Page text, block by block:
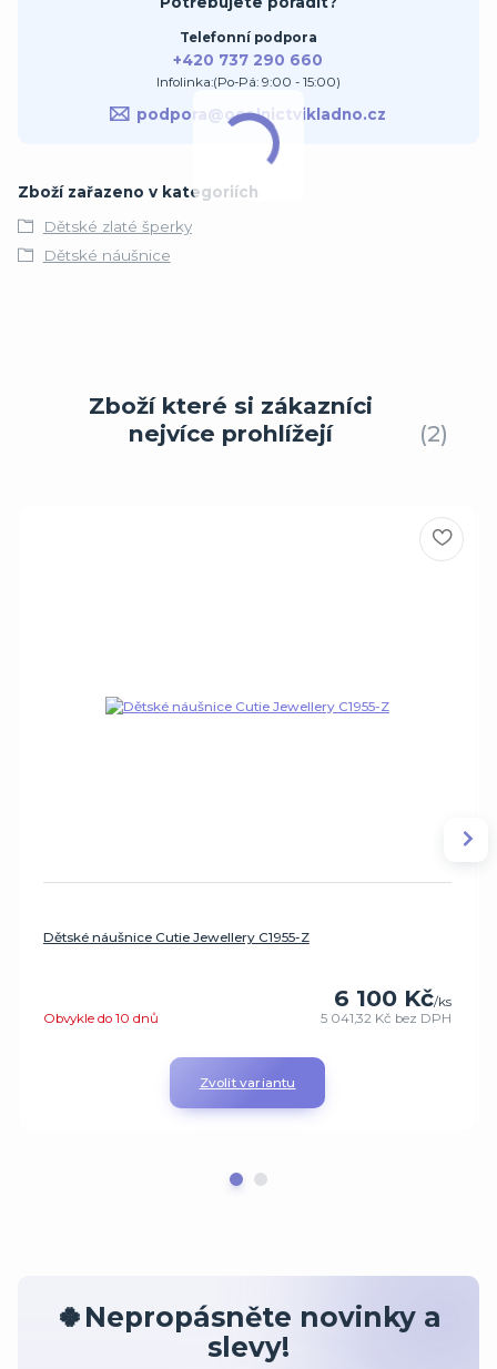
Telefonní podpora
+420 737 290 660
Infolinka:(Po-Pá: 9:00 - 15:00)
podpora@ocelnictvikladno.cz
Zboží zařazeno v kategoriích
Dětské zlaté šperky
Dětské náušnice
Zboží které si zákazníci
nejvíce prohlížejí
2
Dětské náušnice Cutie Jewellery C1955-Z
6 100 Kč/ks
5 041,32 Kč bez DPH
Obvykle do 10 dnů
Zvolit variantu
🍀Nepropásněte novinky a
slevy!